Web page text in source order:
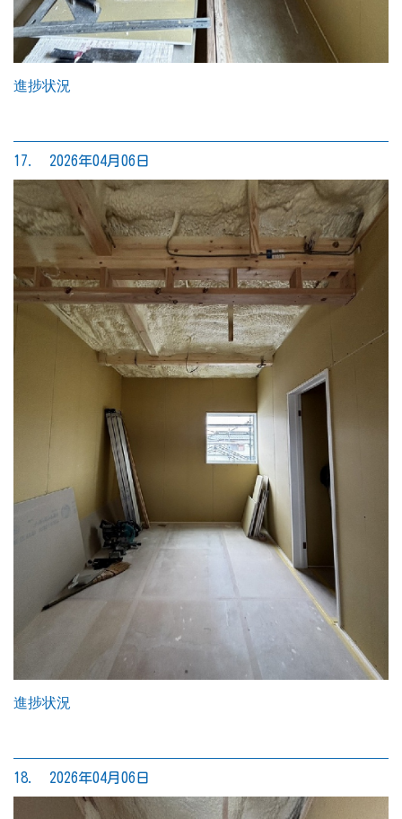
進捗状況
17. 2026年04月06日
進捗状況
18. 2026年04月06日